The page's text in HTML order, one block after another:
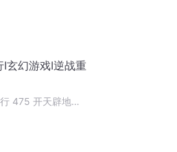
I玄幻游戏I逆战重
475 开天辟地